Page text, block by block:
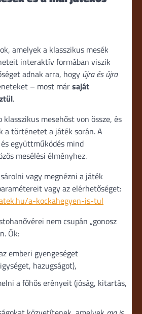
amelyek a klasszikus mesék
interaktív formában viszik
adnak arra, hogy újra és újra
– most mársaját
.
mesehőst von össze, és
történetet a játék során. A
együttműködés mind
mesélési élményhez.
vagy megnézni a játék
vagy az elérhetőséget:
a-kockahegyen-is-tul
nem csupán „gonosz
Ők:
emberi gyengeséget
hazugságot),
a főhős erényeit (jóság, kitartás,